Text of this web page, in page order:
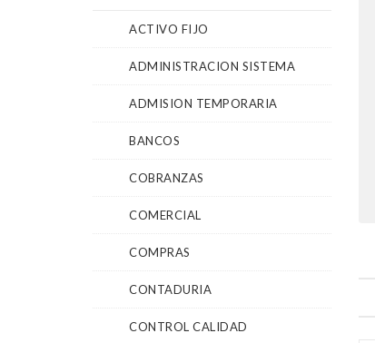
ACTIVO FIJO
ADMINISTRACION SISTEMA
ADMISION TEMPORARIA
BANCOS
COBRANZAS
COMERCIAL
COMPRAS
CONTADURIA
CONTROL CALIDAD